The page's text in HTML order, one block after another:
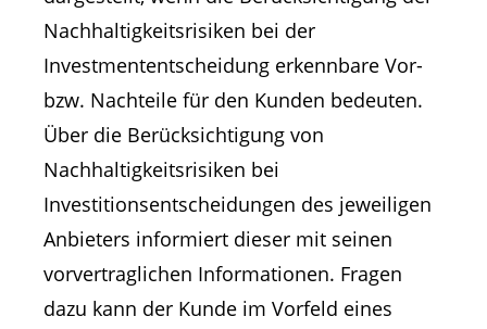
Nachhaltigkeitsrisiken bei der
Investmententscheidung erkennbare Vor-
bzw. Nachteile für den Kunden bedeuten.
Über die Berücksichtigung von
Nachhaltigkeitsrisiken bei
Investitionsentscheidungen des jeweiligen
Anbieters informiert dieser mit seinen
vorvertraglichen Informationen. Fragen
dazu kann der Kunde im Vorfeld eines